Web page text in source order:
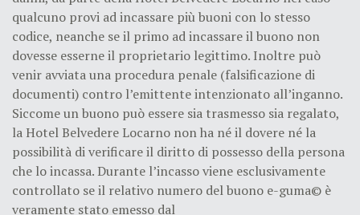
qualcuno provi ad incassare più buoni con lo stesso
codice, neanche se il primo ad incassare il buono non
dovesse esserne il proprietario legittimo. Inoltre può
venir avviata una procedura penale (falsificazione di
documenti) contro l’emittente intenzionato all’inganno.
Siccome un buono può essere sia trasmesso sia regalato,
la Hotel Belvedere Locarno non ha né il dovere né la
possibilità di verificare il diritto di possesso della persona
che lo incassa. Durante l’incasso viene esclusivamente
controllato se il relativo numero del buono e-guma© è
veramente stato emesso dal